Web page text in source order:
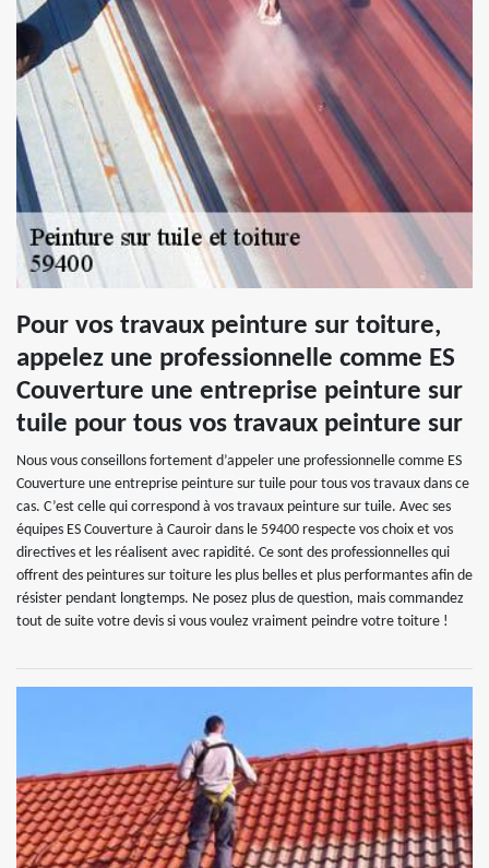
Pour vos travaux peinture sur toiture,
appelez une professionnelle comme ES
Couverture une entreprise peinture sur
tuile pour tous vos travaux peinture sur
Nous vous conseillons fortement d’appeler une professionnelle comme ES
Couverture une entreprise peinture sur tuile pour tous vos travaux dans ce
cas. C’est celle qui correspond à vos travaux peinture sur tuile. Avec ses
équipes ES Couverture à Cauroir dans le 59400 respecte vos choix et vos
directives et les réalisent avec rapidité. Ce sont des professionnelles qui
offrent des peintures sur toiture les plus belles et plus performantes afin de
résister pendant longtemps. Ne posez plus de question, mais commandez
tout de suite votre devis si vous voulez vraiment peindre votre toiture !